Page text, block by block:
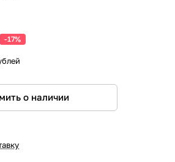
-17%
о наличии